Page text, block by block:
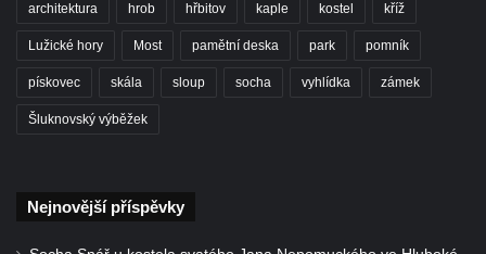
architektura hrob hřbitov kaple kostel kříž
Lužické hory Most pamětní deska park pomník
pískovec skála sloup socha vyhlídka zámek
Šluknovský výběžek
Nejnovější příspěvky